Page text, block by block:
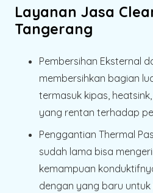
Layanan Jasa
Tangerang
Pembersihan Eksternal
membersihkan bagian
termasuk kipas,
yang rentan terhadap
Penggantian Thermal
sudah lama bisa
kemampuan
dengan yang baru